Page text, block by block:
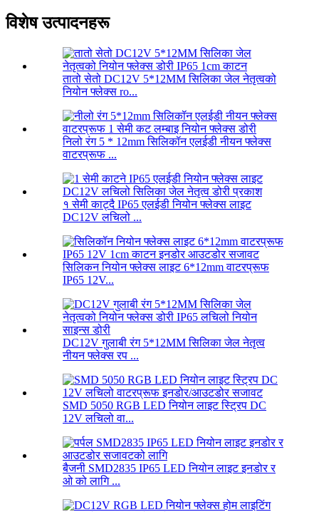
विशेष उत्पादनहरू
तातो सेतो DC12V 5*12MM सिलिका जेल नेतृत्वको
नियोन फ्लेक्स ro...
निलो रंग 5 * 12mm सिलिकॉन एलईडी नीयन फ्लेक्स
वाटरप्रूफ ...
१ सेमी काट्दै IP65 एलईडी नियोन फ्लेक्स लाइट
DC12V लचिलो ...
सिलिकन नियोन फ्लेक्स लाइट 6*12mm वाटरप्रूफ
IP65 12V...
DC12V गुलाबी रंग 5*12MM सिलिका जेल नेतृत्व
नीयन फ्लेक्स रप ...
SMD 5050 RGB LED नियोन लाइट स्ट्रिप DC
12V लचिलो वा...
बैजनी SMD2835 IP65 LED नियोन लाइट इनडोर र
ओ को लागि ...